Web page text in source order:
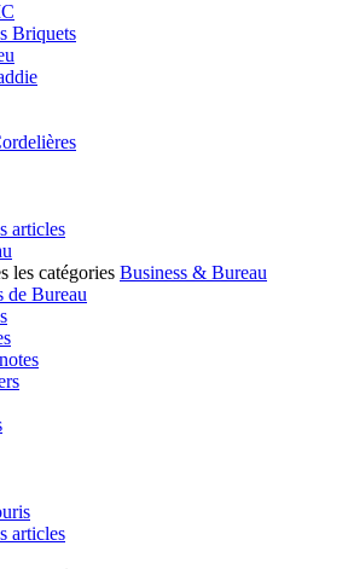
Briquets
articles
les catégories Business & Bureau
de Bureau
articles